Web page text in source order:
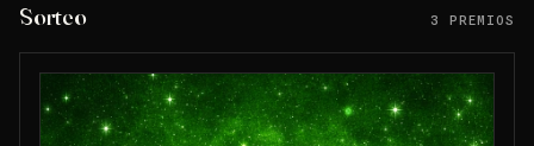
Sorteo 3 PREMIOS